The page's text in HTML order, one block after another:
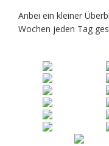
Anbei ein kleiner
Wochen jeden Tag